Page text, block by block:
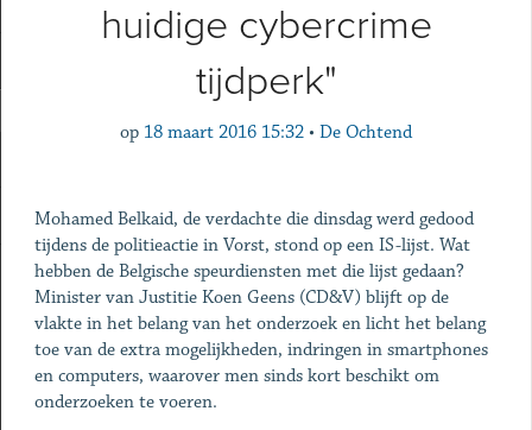
huidige cybercrime
tijdperk"
op 18 maart 2016 15:32 • De Ochtend
Mohamed Belkaid, de verdachte die dinsdag werd gedood
tijdens de politieactie in Vorst, stond op een IS-lijst. Wat
hebben de Belgische speurdiensten met die lijst gedaan?
Minister van Justitie Koen Geens (CD&V) blijft op de
vlakte in het belang van het onderzoek en licht het belang
toe van de extra mogelijkheden, indringen in smartphones
en computers, waarover men sinds kort beschikt om
onderzoeken te voeren.